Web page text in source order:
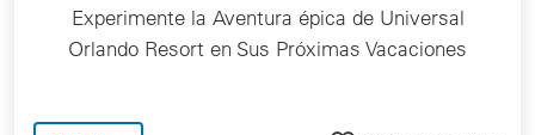
Experimente la Aventura épica de Universal
Orlando Resort en Sus Próximas Vacaciones